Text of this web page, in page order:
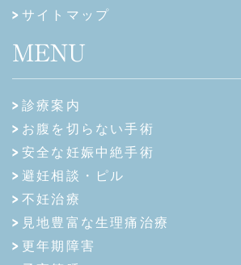
サイトマップ
MENU
診療案内
お腹を切らない手術
安全な妊娠中絶手術
避妊相談・ピル
不妊治療
見地豊富な生理痛治療
更年期障害